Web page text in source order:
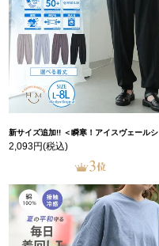
新サイズ追加!! ＜瞬寒！アイスヴェールシリーズ＞ 美脚 ジョガーパンツ 【ウェストゴム】 【ストレッチ】 | 大きいサイズの通販ならハッピーマリリン
2,093円(税込)